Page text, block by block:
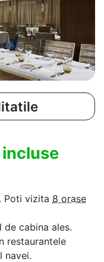
Poti vizita 8 orase
cabina ales.
restaurantele
navei.